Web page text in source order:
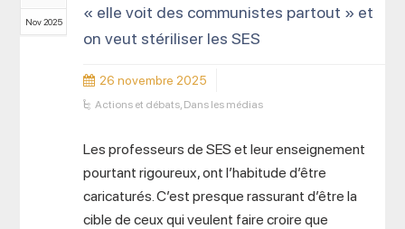
Nov 2025
« elle voit des communistes partout » et
on veut stériliser les SES
26 novembre 2025
Actions et débats, Dans les médias
Les professeurs de SES et leur enseignement
pourtant rigoureux, ont l’habitude d’être
caricaturés. C’est presque rassurant d’être la
cible de ceux qui veulent faire croire que